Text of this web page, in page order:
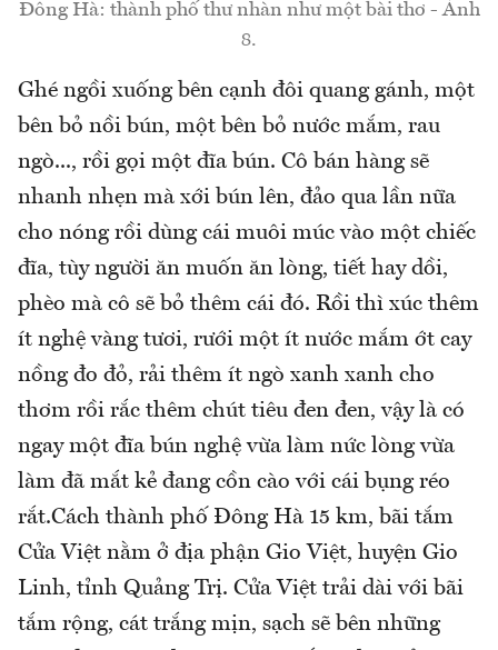
Đông Hà: thành phố thư nhàn như một bài thơ - Ảnh
8.
Ghé ngồi xuống bên cạnh đôi quang gánh, một
bên bỏ nồi bún, một bên bỏ nước mắm, rau
ngò..., rồi gọi một đĩa bún. Cô bán hàng sẽ
nhanh nhẹn mà xới bún lên, đảo qua lần nữa
cho nóng rồi dùng cái muôi múc vào một chiếc
đĩa, tùy người ăn muốn ăn lòng, tiết hay dồi,
phèo mà cô sẽ bỏ thêm cái đó. Rồi thì xúc thêm
ít nghệ vàng tươi, rưới một ít nước mắm ớt cay
nồng đo đỏ, rải thêm ít ngò xanh xanh cho
thơm rồi rắc thêm chút tiêu đen đen, vậy là có
ngay một đĩa bún nghệ vừa làm nức lòng vừa
làm đã mắt kẻ đang cồn cào với cái bụng réo
rắt.Cách thành phố Đông Hà 15 km, bãi tắm
Cửa Việt nằm ở địa phận Gio Việt, huyện Gio
Linh, tỉnh Quảng Trị. Cửa Việt trải dài với bãi
tắm rộng, cát trắng mịn, sạch sẽ bên những